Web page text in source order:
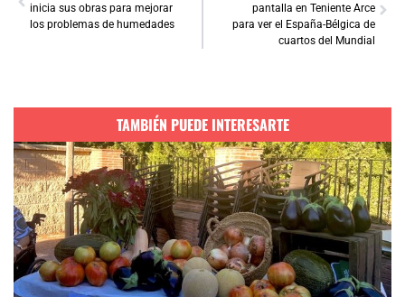
inicia sus obras para mejorar
los problemas de humedades
pantalla en Teniente Arce
para ver el España-Bélgica de
cuartos del Mundial
TAMBIÉN PUEDE INTERESARTE